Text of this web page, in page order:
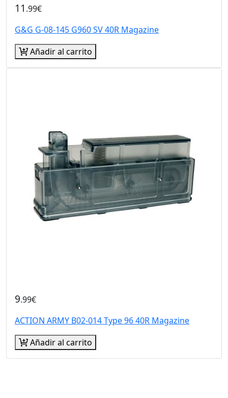
11 .99€
G&G G-08-145 G960 SV 40R Magazine
Añadir al carrito
9.99€
ACTION ARMY B02-014 Type 96 40R Magazine
Añadir al carrito